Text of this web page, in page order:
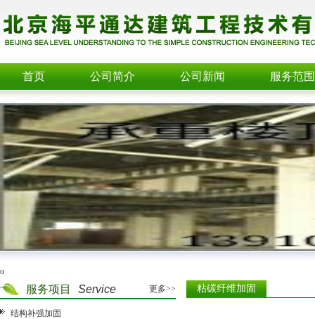
首页 公司简介 公司新闻 服务范围
o
服务项目 Service 更多>>
结构补强加固
粘碳纤维加固